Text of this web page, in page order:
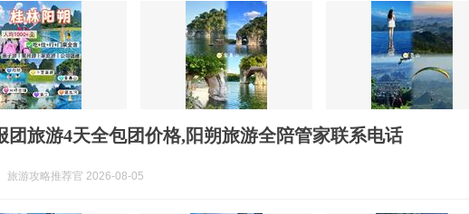
团旅游4天全包团价格,阳朔旅游全陪管家联系电话
旅游攻略推荐官 2026-08-05